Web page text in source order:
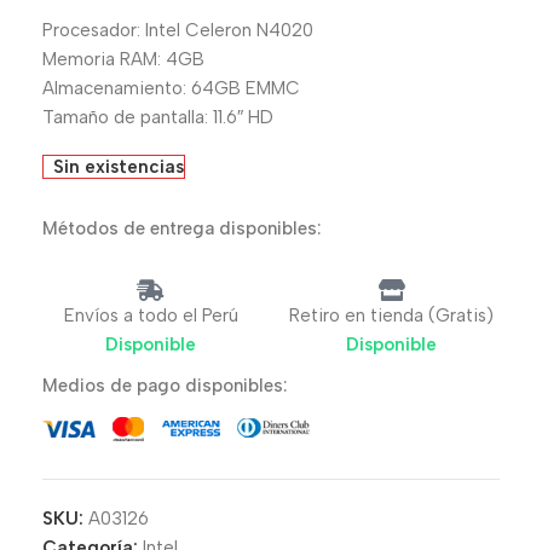
Procesador: Intel Celeron N4020
Memoria RAM: 4GB
Almacenamiento: 64GB EMMC
Tamaño de pantalla: 11.6″ HD
Sin existencias
Métodos de entrega disponibles:
Envíos a todo el Perú
Disponible
Retiro en tienda (Gratis)
Disponible
Medios de pago disponibles:
SKU: A03126